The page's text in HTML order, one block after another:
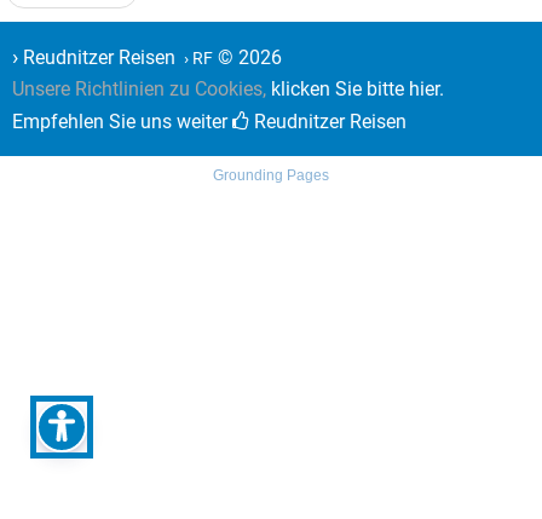
› Reudnitzer Reisen › RF © 2026
Unsere Richtlinien zu Cookies, klicken Sie bitte hier.
Empfehlen Sie uns weiter
Reudnitzer Reisen
Grounding Pages